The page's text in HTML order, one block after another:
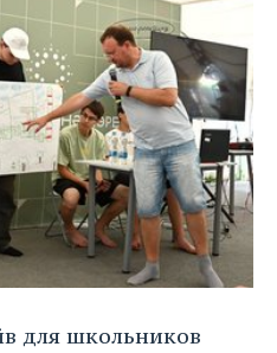
для школьников